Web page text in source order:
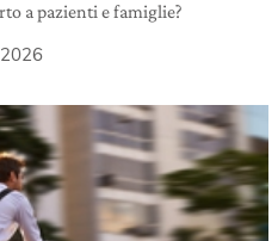
a pazienti e famiglie?